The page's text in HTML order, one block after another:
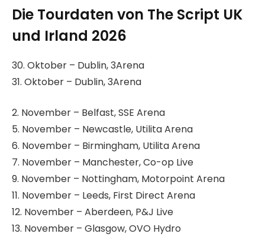
Die Tourdaten von The Script UK
und Irland 2026
30. Oktober – Dublin, 3Arena
31. Oktober – Dublin, 3Arena
2. November – Belfast, SSE Arena
5. November – Newcastle, Utilita Arena
6. November – Birmingham, Utilita Arena
7. November – Manchester, Co-op Live
9. November – Nottingham, Motorpoint Arena
11. November – Leeds, First Direct Arena
12. November – Aberdeen, P&J Live
13. November – Glasgow, OVO Hydro